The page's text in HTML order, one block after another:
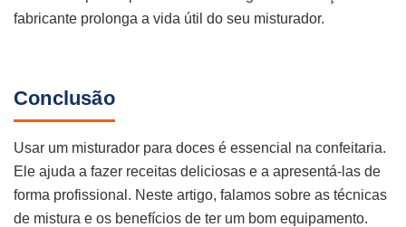
fabricante prolonga a vida útil do seu misturador.
Conclusão
Usar um misturador para doces é essencial na confeitaria.
Ele ajuda a fazer receitas deliciosas e a apresentá-las de
forma profissional. Neste artigo, falamos sobre as técnicas
de mistura e os benefícios de ter um bom equipamento.